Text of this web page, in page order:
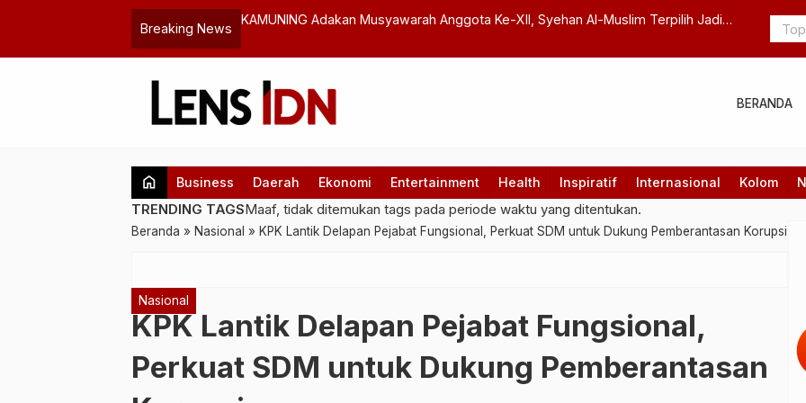
Breaking News
NasDem Jatim: Pengakuan untuk KH Kholil Merupakan Penghormatan bagi Dunia
Shafira
BERANDA
home Business Daerah Ekonomi Entertainment Health Inspiratif Internasional Kolom
TRENDING TAGSMaaf, tidak ditemukan tags pada periode waktu yang ditentukan.
Beranda » Nasional » KPK Lantik Delapan Pejabat Fungsional, Perkuat SDM untuk Dukung Pemberantasan Korupsi
Nasional
KPK Lantik Delapan Pejabat Fungsional,
Perkuat SDM untuk Dukung Pemberantasan